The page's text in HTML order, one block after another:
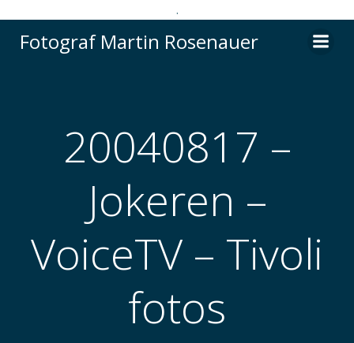
.
til
Fotograf Martin Rosenauer
20040817 –
Jokeren –
VoiceTV – Tivoli
fotos